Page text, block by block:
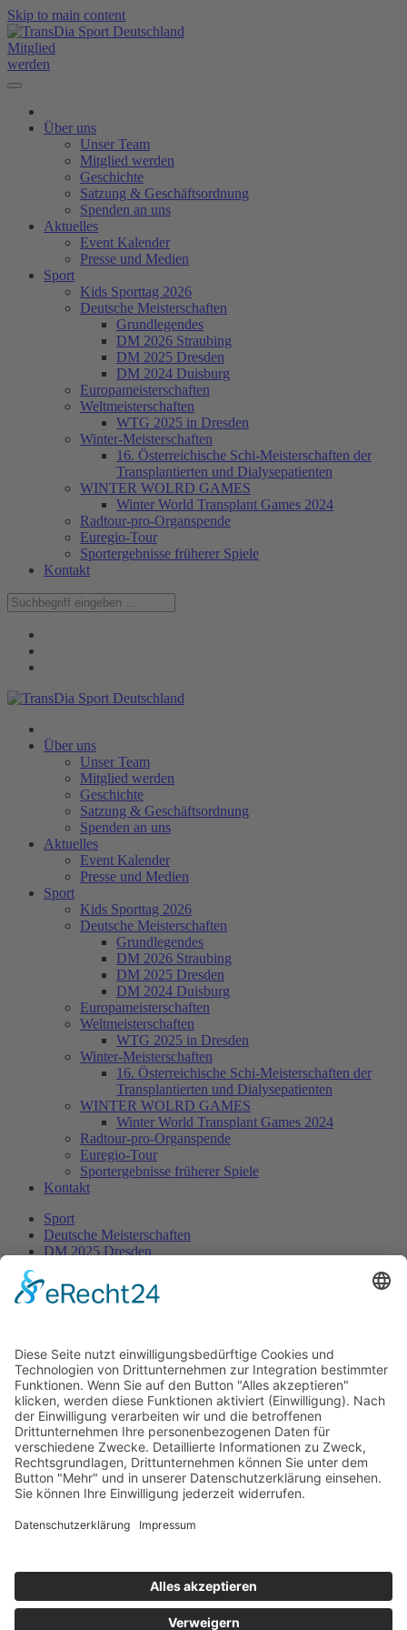
Skip to main content
Mitglied
werden
Über uns
Unser Team
Mitglied werden
Geschichte
Satzung & Geschäftsordnung
Spenden an uns
Aktuelles
Event Kalender
Presse und Medien
Sport
Kids Sporttag 2026
Deutsche Meisterschaften
Grundlegendes
DM 2026 Straubing
DM 2025 Dresden
DM 2024 Duisburg
Europameisterschaften
Weltmeisterschaften
WTG 2025 in Dresden
Winter-Meisterschaften
16. Österreichische Schi-Meisterschaften der
Transplantierten und Dialysepatienten
WINTER WOLRD GAMES
Winter World Transplant Games 2024
Radtour-pro-Organspende
Euregio-Tour
Sportergebnisse früherer Spiele
Kontakt
Über uns
Unser Team
Mitglied werden
Geschichte
Satzung & Geschäftsordnung
Spenden an uns
Aktuelles
Event Kalender
Presse und Medien
Sport
Kids Sporttag 2026
Deutsche Meisterschaften
Grundlegendes
DM 2026 Straubing
DM 2025 Dresden
DM 2024 Duisburg
Europameisterschaften
Weltmeisterschaften
WTG 2025 in Dresden
Winter-Meisterschaften
16. Österreichische Schi-Meisterschaften der
Transplantierten und Dialysepatienten
WINTER WOLRD GAMES
Winter World Transplant Games 2024
Radtour-pro-Organspende
Euregio-Tour
Sportergebnisse früherer Spiele
Kontakt
Sport
Deutsche Meisterschaften
DM 2025 Dresden
Ergebnisse DM 2025 in
Dresden
Über die Filterfunktion kann man Sportarten, Altersklassen etc.
selektieren bzw. suchen.
Sobald vorhanden, werden auch die Ergebnisse angezeigt.
Impressum
Datenschutz
Cookie-Settings
Spenden
Sitemap